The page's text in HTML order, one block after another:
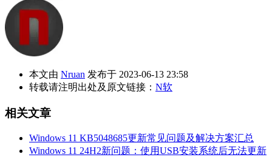
本文由 Nruan 发布于 2023-06-13 23:58
转载请注明出处及原文链接： N软
相关文章
Windows 11 KB5048685更新常见问题及解决方案汇总
Windows 11 24H2新问题：使用USB安装系统后无法更新